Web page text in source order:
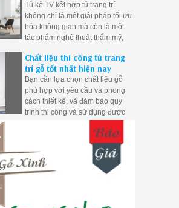
Tủ kệ TV kết hợp tủ trang trí
không chỉ là một giải pháp tối ưu
hóa không gian mà còn là một
tác phẩm nghệ thuật thẩm mỹ,
ấn tượng và cá tính.
Chất liệu thi công tủ trang
trí gỗ tốt nhất hiện nay
Bạn cần lựa chọn chất liệu gỗ
phù hợp với yêu cầu và phong
cách thiết kế, và đảm bảo quy
trình thi công và sử dụng được
một tủ trang trí gỗ công nghiệp